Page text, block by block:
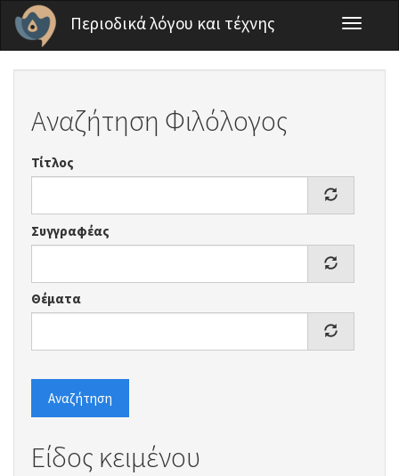
Παράκαμψη προς το κυρίως περιεχόμενο
Περιοδικά λόγου και τέχνης
Toggle
Αναζήτηση Φιλόλογος
Τίτλος
Συγγραφέας
Θέματα
Αναζήτηση
Είδος κειμένου